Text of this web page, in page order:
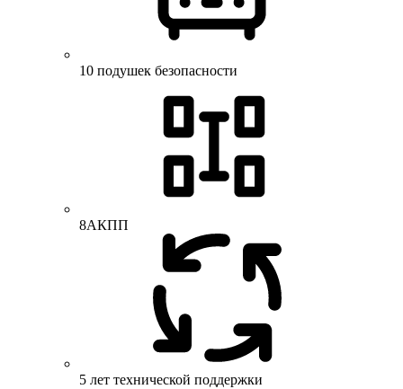
10 подушек безопасности
8АКПП
5 лет технической поддержки